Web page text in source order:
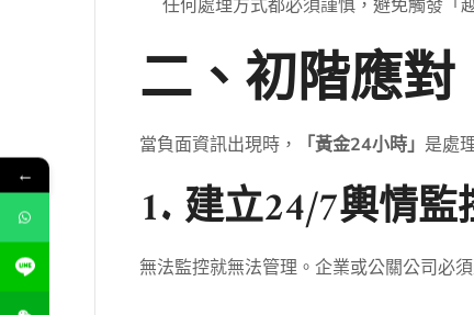
任何處理方式都必須謹慎，避免觸發「
二、初階應
當負面資訊出現時， 「黃金24小時」 是處
1. 建立24/7輿情
無法監控就無法管理。企業或公關公司必
←